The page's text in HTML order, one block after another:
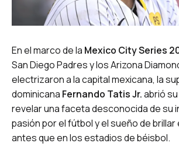
En el marco de la Mexico City Series
San Diego Padres y los Arizona
electrizaron a la capital mexicana, la
dominicana Fernando Tatis Jr.abrió
revelar una faceta desconocida de su
pasión por el fútbol y el sueño de brillar
antes que en los estadios de béisbol.